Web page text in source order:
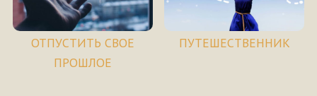
ОТПУСТИТЬ СВОЕ
ПРОШЛОЕ
ПУТЕШЕСТВЕННИК